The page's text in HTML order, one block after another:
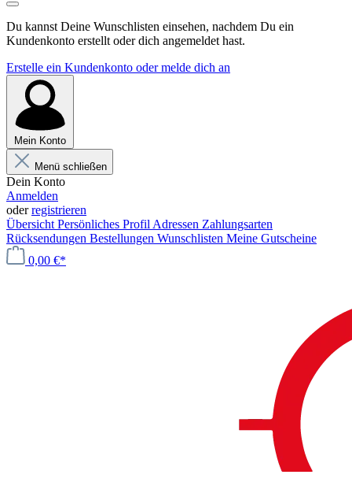
Du kannst Deine Wunschlisten einsehen, nachdem Du ein
Kundenkonto erstellt oder dich angemeldet hast.
Erstelle ein Kundenkonto oder melde dich an
Mein Konto
Menü schließen
Dein Konto
Anmelden
oderregistrieren
Übersicht Persönliches Profil Adressen Zahlungsarten
Rücksendungen Bestellungen Wunschlisten Meine Gutscheine
0,00 €*